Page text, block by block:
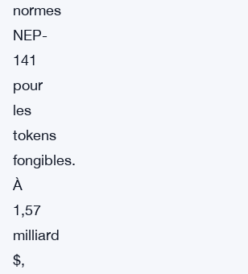
normes
NEP-
141
pour
les
tokens
fongibles.
À
1,57
milliard
$,